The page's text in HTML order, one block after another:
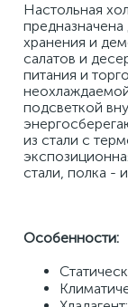
Настольная
хранения и
салатов и
питания и
подсветкой
из стали с
стали, полка -
Особенности: